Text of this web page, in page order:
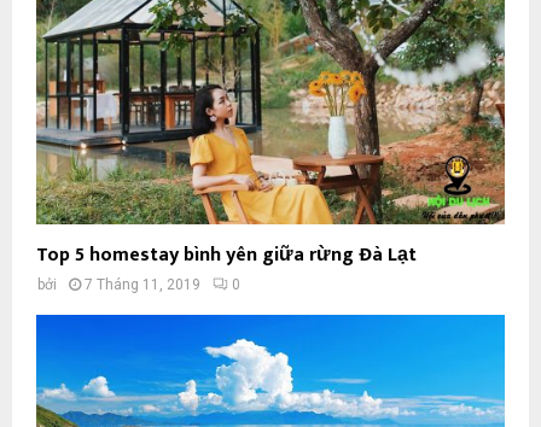
Top 5 homestay bình yên giữa rừng Đà Lạt
bởi 7 Tháng 11, 2019 0